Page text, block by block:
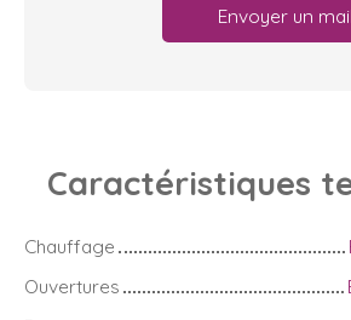
Envoyer un mail
Caractéristiques
Chauffage
Ouvertures